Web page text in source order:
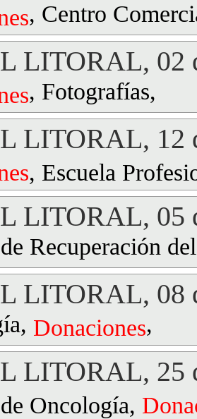
, Centro
LITORAL, 02
, Fotografías,
LITORAL, 12
, Escuela
LITORAL, 05
Recuperación
LITORAL, 08
Donaciones,
LITORAL, 25
Oncología,